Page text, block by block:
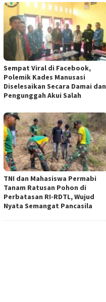
Sempat Viral di Facebook,
Polemik Kades Manusasi
Diselesaikan Secara Damai dan
Pengunggah Akui Salah
TNI dan Mahasiswa Permabi
Tanam Ratusan Pohon di
Perbatasan RI-RDTL, Wujud
Nyata Semangat Pancasila